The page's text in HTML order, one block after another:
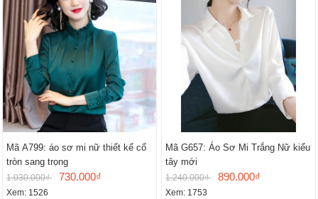
Mã A799: áo sơ mi nữ thiết kế cổ
tròn sang trọng
1.030.000₫ 730.000₫
Xem: 1526
Mã G657: Áo Sơ Mi Trắng Nữ kiểu
tây mới
1.240.000₫ 890.000₫
Xem: 1753